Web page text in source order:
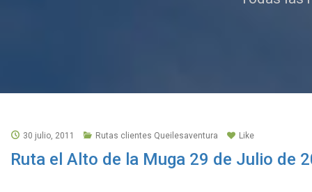
30 julio, 2011 Rutas clientes Queilesaventura Like
Ruta el Alto de la Muga 29 de Julio de